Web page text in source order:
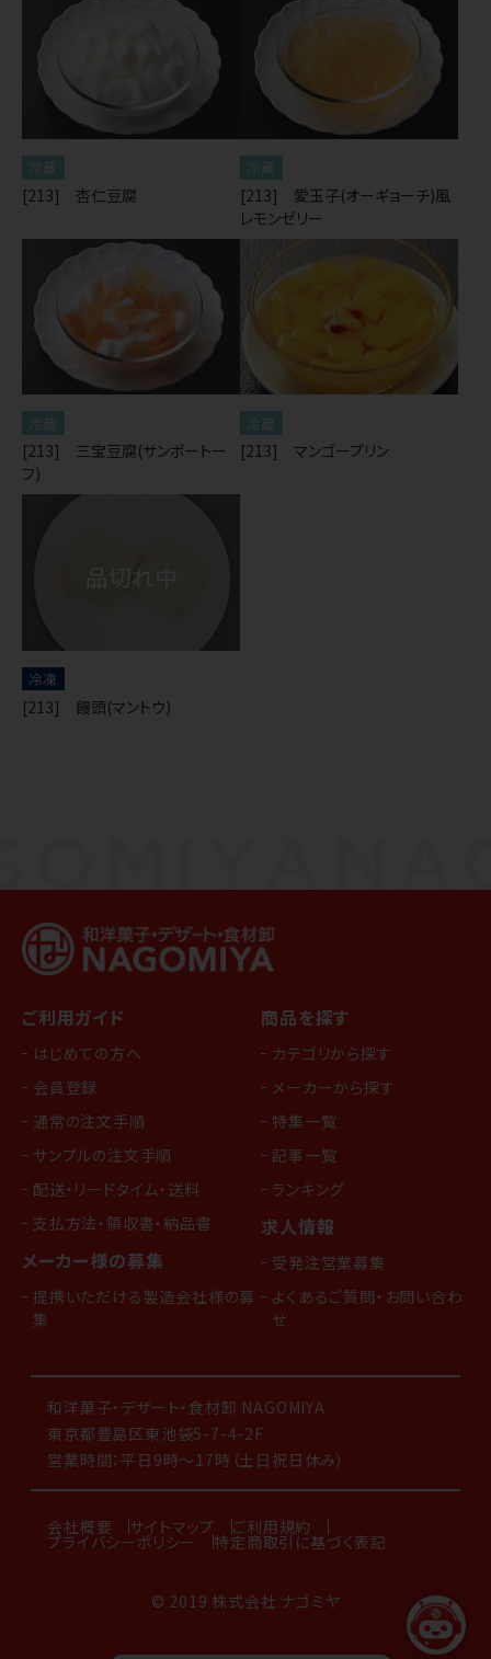
冷蔵
[213] 杏仁豆腐
冷蔵
[213] 愛玉子(オーギョーチ)風
レモンゼリー
冷蔵
[213] 三宝豆腐(サンポートー
フ)
冷蔵
[213] マンゴープリン
冷凍
[213] 饅頭(マントウ)
ご利用ガイド
はじめての方へ
会員登録
通常の注文手順
サンプルの注文手順
配送・リードタイム・送料
支払方法・領収書・納品書
メーカー様の募集
提携いただける製造会社様の募
集
商品を探す
カテゴリから探す
メーカーから探す
特集一覧
記事一覧
ランキング
求人情報
受発注営業募集
よくあるご質問・お問い合わ
せ
和洋菓子・デザート・食材卸 NAGOMIYA
東京都豊島区東池袋5-7-4-2F
営業時間：平日9時～17時（土日祝日休み）
会社概要 サイトマップ ご利用規約
プライバシーポリシー 特定商取引に基づく表記
© 2019 株式会社 ナゴミヤ